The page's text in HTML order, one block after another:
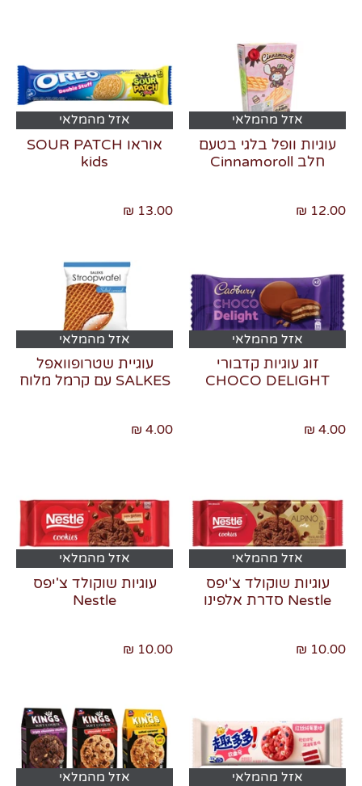
אזל מהמלאי
עוגיות וופל בלגי בטעם
חלב Cinnamoroll
12.00 ₪
אזל מהמלאי
אוראו SOUR PATCH
kids
13.00 ₪
אזל מהמלאי
זוג עוגיות קדבורי
CHOCO DELIGHT
4.00 ₪
אזל מהמלאי
עוגיית שטרופוואפל
SALKES עם קרמל מלוח
4.00 ₪
אזל מהמלאי
עוגיות שוקולד צ'יפס
Nestle סדרת אלפינו
10.00 ₪
אזל מהמלאי
עוגיות שוקולד צ'יפס
Nestle
10.00 ₪
אזל מהמלאי אזל מהמלאי